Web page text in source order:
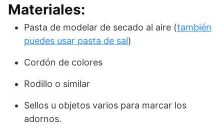
Materiales:
Pasta de modelar de secado al aire (también
puedes usar pasta de sal)
Cordón de colores
Rodillo o similar
Sellos u objetos varios para marcar los
adornos.